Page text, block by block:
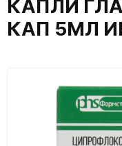
КАПЛИ
КАП 5МЛ